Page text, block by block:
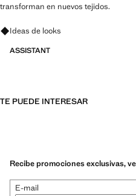
transforman en nuevos tejidos.
Pregunta por looks, prendas y
Ideas de looks
ASSISTANT
TE PUEDE INTERESAR
Recibe promociones exclusivas,
E-mail